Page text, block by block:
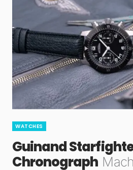
WATCHES
Guinand
Chronograph